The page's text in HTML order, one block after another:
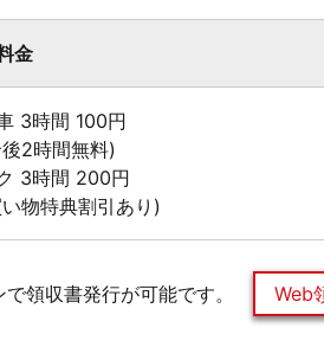
金
3時間 100円
2時間無料)
3時間 200円
物特典割引あり)
領収書発行が可能です。 Web